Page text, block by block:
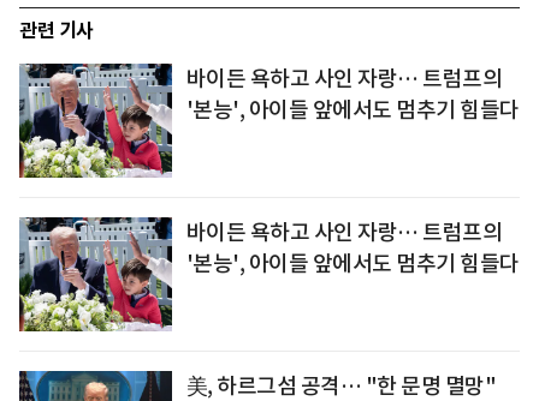
관련 기사
바이든 욕하고 사인 자랑… 트럼프의
'본능', 아이들 앞에서도 멈추기 힘들다
바이든 욕하고 사인 자랑… 트럼프의
'본능', 아이들 앞에서도 멈추기 힘들다
美, 하르그섬 공격… "한 문명 멸망"